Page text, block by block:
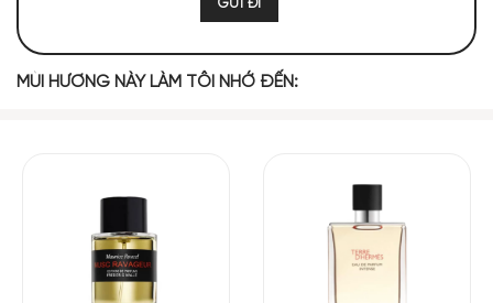
Cỏ Xạ Hương Cây Xô Thơm
MIDDLE NOTES
MÙI HƯƠNG NÀY LÀM TÔI NHỚ ĐẾN: